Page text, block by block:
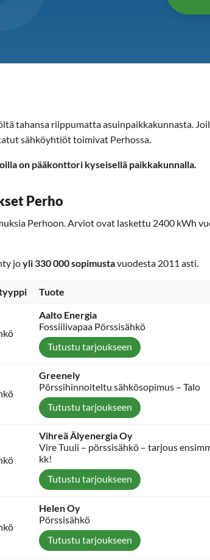
tahansa riippumatta asuinpaikkakunnasta.
sähköyhtiöt toimivat Perhossa.
on pääkonttori kyseisellä paikkakunnalla.
Perho
Perhoon. Arviot ovat laskettu 2400 kWh
joyli 330 000 sopimustavuodesta 2011 asti.
Tuote
Aalto Energia
Fossiilivapaa Pörssisähkö
Tutustu tarjoukseen
Greenely
Pörssihinnoiteltu sähkösopimus – Talo
Tutustu tarjoukseen
Vihreä Älyenergia Oy
Vire Tuuli – pörssisähkö – tarjous
kk!
Tutustu tarjoukseen
Helen Oy
Pörssisähkö
Tutustu tarjoukseen